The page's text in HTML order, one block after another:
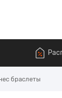
браслеты